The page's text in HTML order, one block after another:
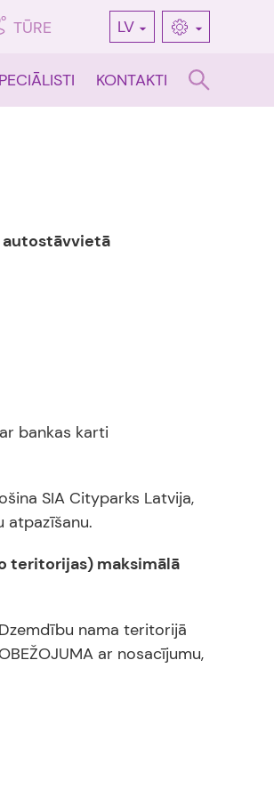
TŪRE LV
KONTAKTI
autostāvvietā
bankas karti
SIA Cityparks Latvija,
atpazīšanu.
teritorijas) maksimālā
nama teritorijā
ar nosacījumu,